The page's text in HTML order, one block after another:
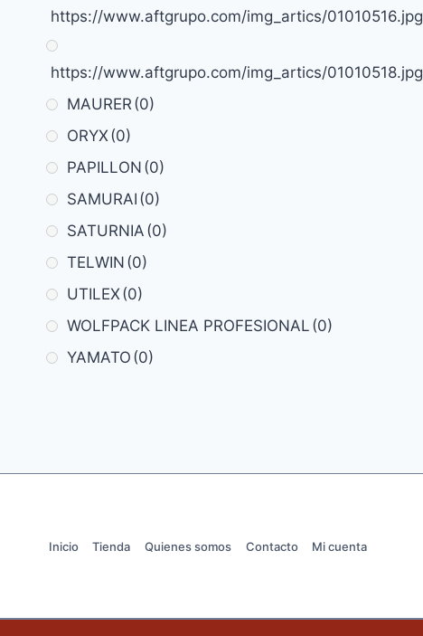
https://www.aftgrupo.com/img_artics/01010516.jpg
https://www.aftgrupo.com/img_artics/01010518.jpg
MAURER (0)
ORYX(0)
PAPILLON (0)
SAMURAI (0)
SATURNIA (0)
TELWIN (0)
UTILEX(0)
WOLFPACK LINEA PROFESIONAL (0)
YAMATO (0)
Inicio Tienda Quienes somos Contacto Mi cuenta